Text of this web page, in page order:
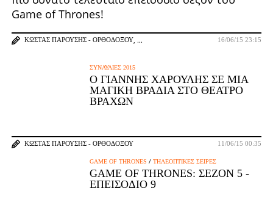
Game of Thrones!
ΚΏΣΤΑΣ ΠΑΡΟΎΣΗΣ - ΟΡΘΟΔΌΞΟΥ 16/06/15 23:15
ΣΥΝΑΥΛΊΕΣ 2015
Ο ΓΙΆΝΝΗΣ ΧΑΡΟΎΛΗΣ ΣΕ ΜΊΑ
ΜΑΓΙΚΉ ΒΡΑΔΙΆ ΣΤΟ ΘΈΑΤΡΟ
ΒΡΆΧΩΝ
ΚΏΣΤΑΣ ΠΑΡΟΎΣΗΣ - ΟΡΘΟΔΌΞΟΥ 11/06/15 00:35
GAME OF THRONES /ΤΗΛΕΟΠΤΙΚΈΣ ΣΕΙΡΈΣ
GAME OF THRONES: ΣΕΖΌΝ 5 -
ΕΠΕΙΣΌΔΙΟ 9